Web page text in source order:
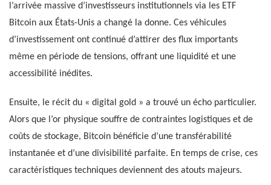
l’arrivée massive d’investisseurs institutionnels via les ETF
Bitcoin aux États-Unis a changé la donne. Ces véhicules
d’investissement ont continué d’attirer des flux importants
même en période de tensions, offrant une liquidité et une
accessibilité inédites.
Ensuite, le récit du « digital gold » a trouvé un écho particulier.
Alors que l’or physique souffre de contraintes logistiques et de
coûts de stockage, Bitcoin bénéficie d’une transférabilité
instantanée et d’une divisibilité parfaite. En temps de crise, ces
caractéristiques techniques deviennent des atouts majeurs.